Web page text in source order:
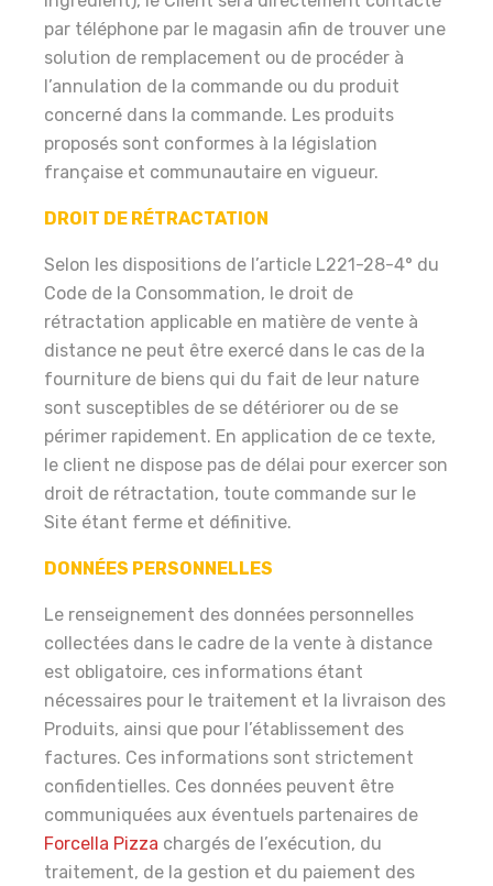
par téléphone par le magasin afin de trouver une
solution de remplacement ou de procéder à
l’annulation de la commande ou du produit
concerné dans la commande. Les produits
proposés sont conformes à la législation
française et communautaire en vigueur.
DROIT DE RÉTRACTATION
Selon les dispositions de l’article L221-28-4° du
Code de la Consommation, le droit de
rétractation applicable en matière de vente à
distance ne peut être exercé dans le cas de la
fourniture de biens qui du fait de leur nature
sont susceptibles de se détériorer ou de se
périmer rapidement. En application de ce texte,
le client ne dispose pas de délai pour exercer son
droit de rétractation, toute commande sur le
Site étant ferme et définitive.
DONNÉES PERSONNELLES
Le renseignement des données personnelles
collectées dans le cadre de la vente à distance
est obligatoire, ces informations étant
nécessaires pour le traitement et la livraison des
Produits, ainsi que pour l’établissement des
factures. Ces informations sont strictement
confidentielles. Ces données peuvent être
communiquées aux éventuels partenaires de
Forcella Pizza chargés de l’exécution, du
traitement, de la gestion et du paiement des